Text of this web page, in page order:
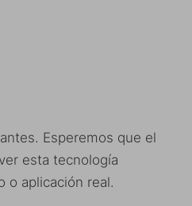
Esperemos que el
esta tecnología
o aplicación real.